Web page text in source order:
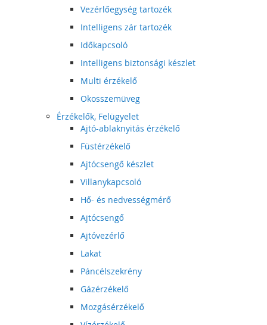
Vezérlőegység tartozék
Intelligens zár tartozék
Időkapcsoló
Intelligens biztonsági készlet
Multi érzékelő
Okosszemüveg
Érzékelők, Felügyelet
Ajtó-ablaknyitás érzékelő
Füstérzékelő
Ajtócsengő készlet
Villanykapcsoló
Hő- és nedvességmérő
Ajtócsengő
Ajtóvezérlő
Lakat
Páncélszekrény
Gázérzékelő
Mozgásérzékelő